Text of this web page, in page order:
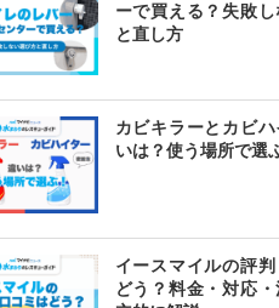
ーで買える？失敗
と直し方
カビキラーとカビ
いは？使う場所で選
イースマイルの評
どう？料金・対応